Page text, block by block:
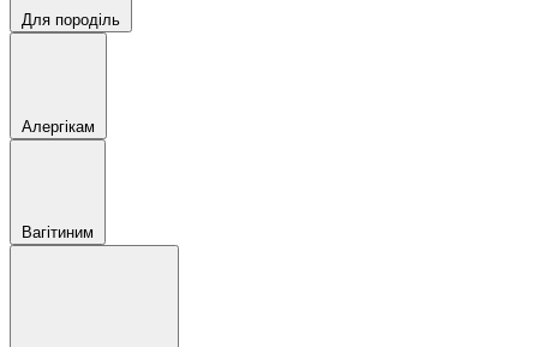
Для породіль
Алергікам
Вагітиним